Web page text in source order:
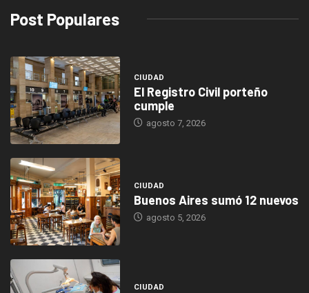
Post Populares
CIUDAD
El Registro Civil porteño
cumple
agosto 7, 2026
CIUDAD
Buenos Aires sumó 12 nuevos
agosto 5, 2026
CIUDAD